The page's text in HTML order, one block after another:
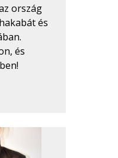
ország
és
és